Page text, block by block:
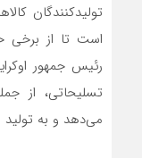
تولیدکنندگان
است تا از برخی
رئیس جمهور
تسلیحاتی، از
می‌دهد و به